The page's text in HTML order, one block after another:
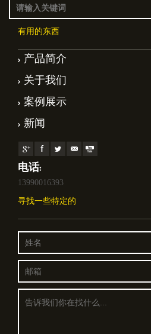
有用的东西
产品简介
关于我们
案例展示
新闻
电话:
13990016393
寻找一些特定的